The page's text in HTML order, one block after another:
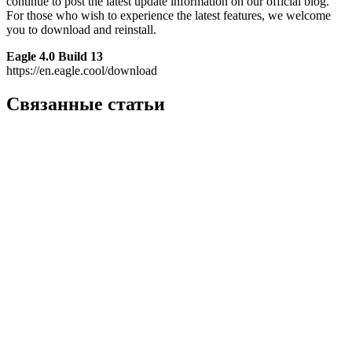
For those who wish to experience the latest features, we welcome
you to download and reinstall.
Eagle 4.0 Build 13
https://en.eagle.cool/download
Связанные статьи